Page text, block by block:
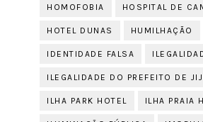
HOMOFOBIA HOSPITAL DE
HOTEL DUNAS HUMILHAÇÃO
IDENTIDADE FALSA
ILEGALIDADE DO PREFEITO DE
ILHA PARK HOTEL ILHA PRAIA